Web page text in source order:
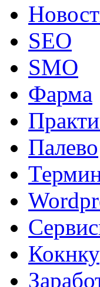
SEO
SMO
Фарма
Палево